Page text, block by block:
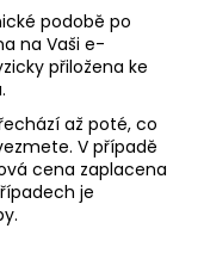
podobě po
na Vaši e-
přiložena ke
až poté, co
V případě
cena zaplacena
je